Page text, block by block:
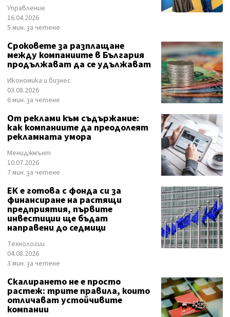
Управление
16.04.2026
5 мин. за четене
Сроковете за разплащане
между компаниите в България
продължават да се удължават
Икономика и бизнес
03.08.2026
6 мин. за четене
От реклами към съдържание:
как компаниите да преодолеят
рекламната умора
Мениджмънт
10.07.2026
7 мин. за четене
ЕК е готова с фонда си за
финансиране на растящи
предприятия, първите
инвестиции ще бъдат
направени до седмици
Технологии
04.08.2026
3 мин. за четене
Скалирането не е просто
растеж: трите правила, които
отличават устойчивите
компании